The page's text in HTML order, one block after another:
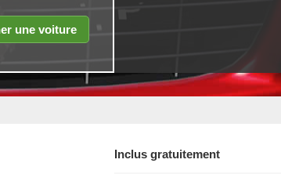
Inclus gratuitement